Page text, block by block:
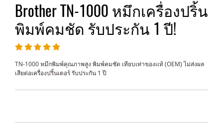
Brother TN-1000 หมึกเครื่องปริ้น
พิมพ์คมชัด รับประกัน 1 ปี!
TN-1000 หมึกพิมพ์คุณภาพสูง พิมพ์คมชัด เทียบเท่าของเเท้ (OEM) ไม่ส่งผล
เสียต่อเครื่องปริ้นเตอร์ รับประกัน 1 ปี